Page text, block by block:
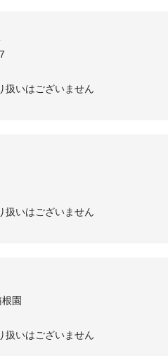
扱いはございません
扱いはございません
園
扱いはございません